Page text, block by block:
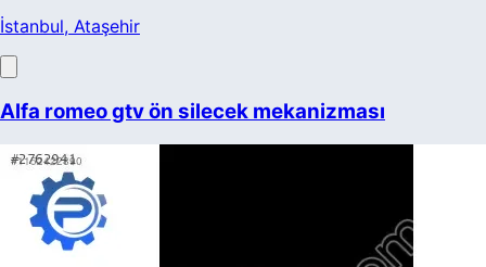
İstanbul, Ataşehir
Alfa romeo gtv ön silecek mekanizması